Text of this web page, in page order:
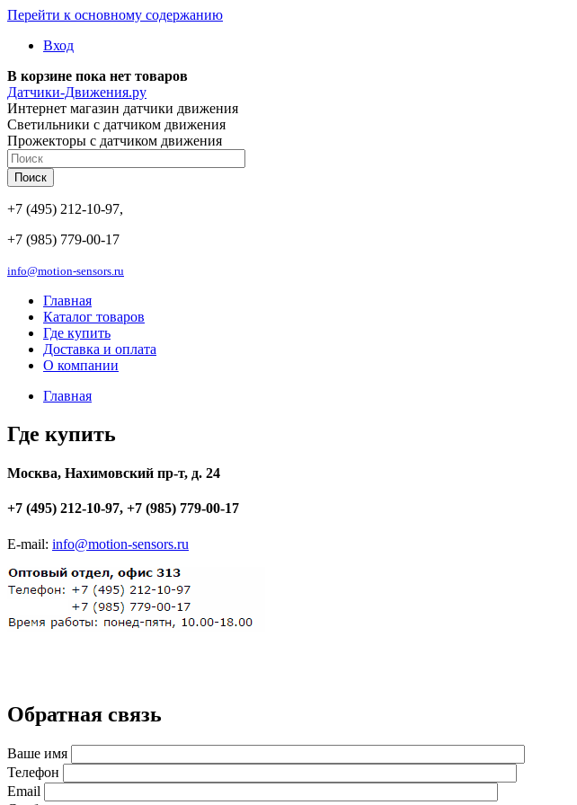
Перейти к основному содержанию
Вход
В корзине пока нет товаров
Датчики-Движения.ру
Интернет магазин датчики движения
Светильники с датчиком движения
Прожекторы с датчиком движения
+7 (495) 212-10-97,
+7 (985) 779-00-17
info@motion-sensors.ru
Главная
Каталог товаров
Где купить
Доставка и оплата
О компании
Главная
Где купить
Москва, Нахимовский пр-т, д. 24
+7 (495) 212-10-97, +7 (985) 779-00-17
E-mail: info@motion-sensors.ru
Обратная связь
Ваше имя
Телефон
Email